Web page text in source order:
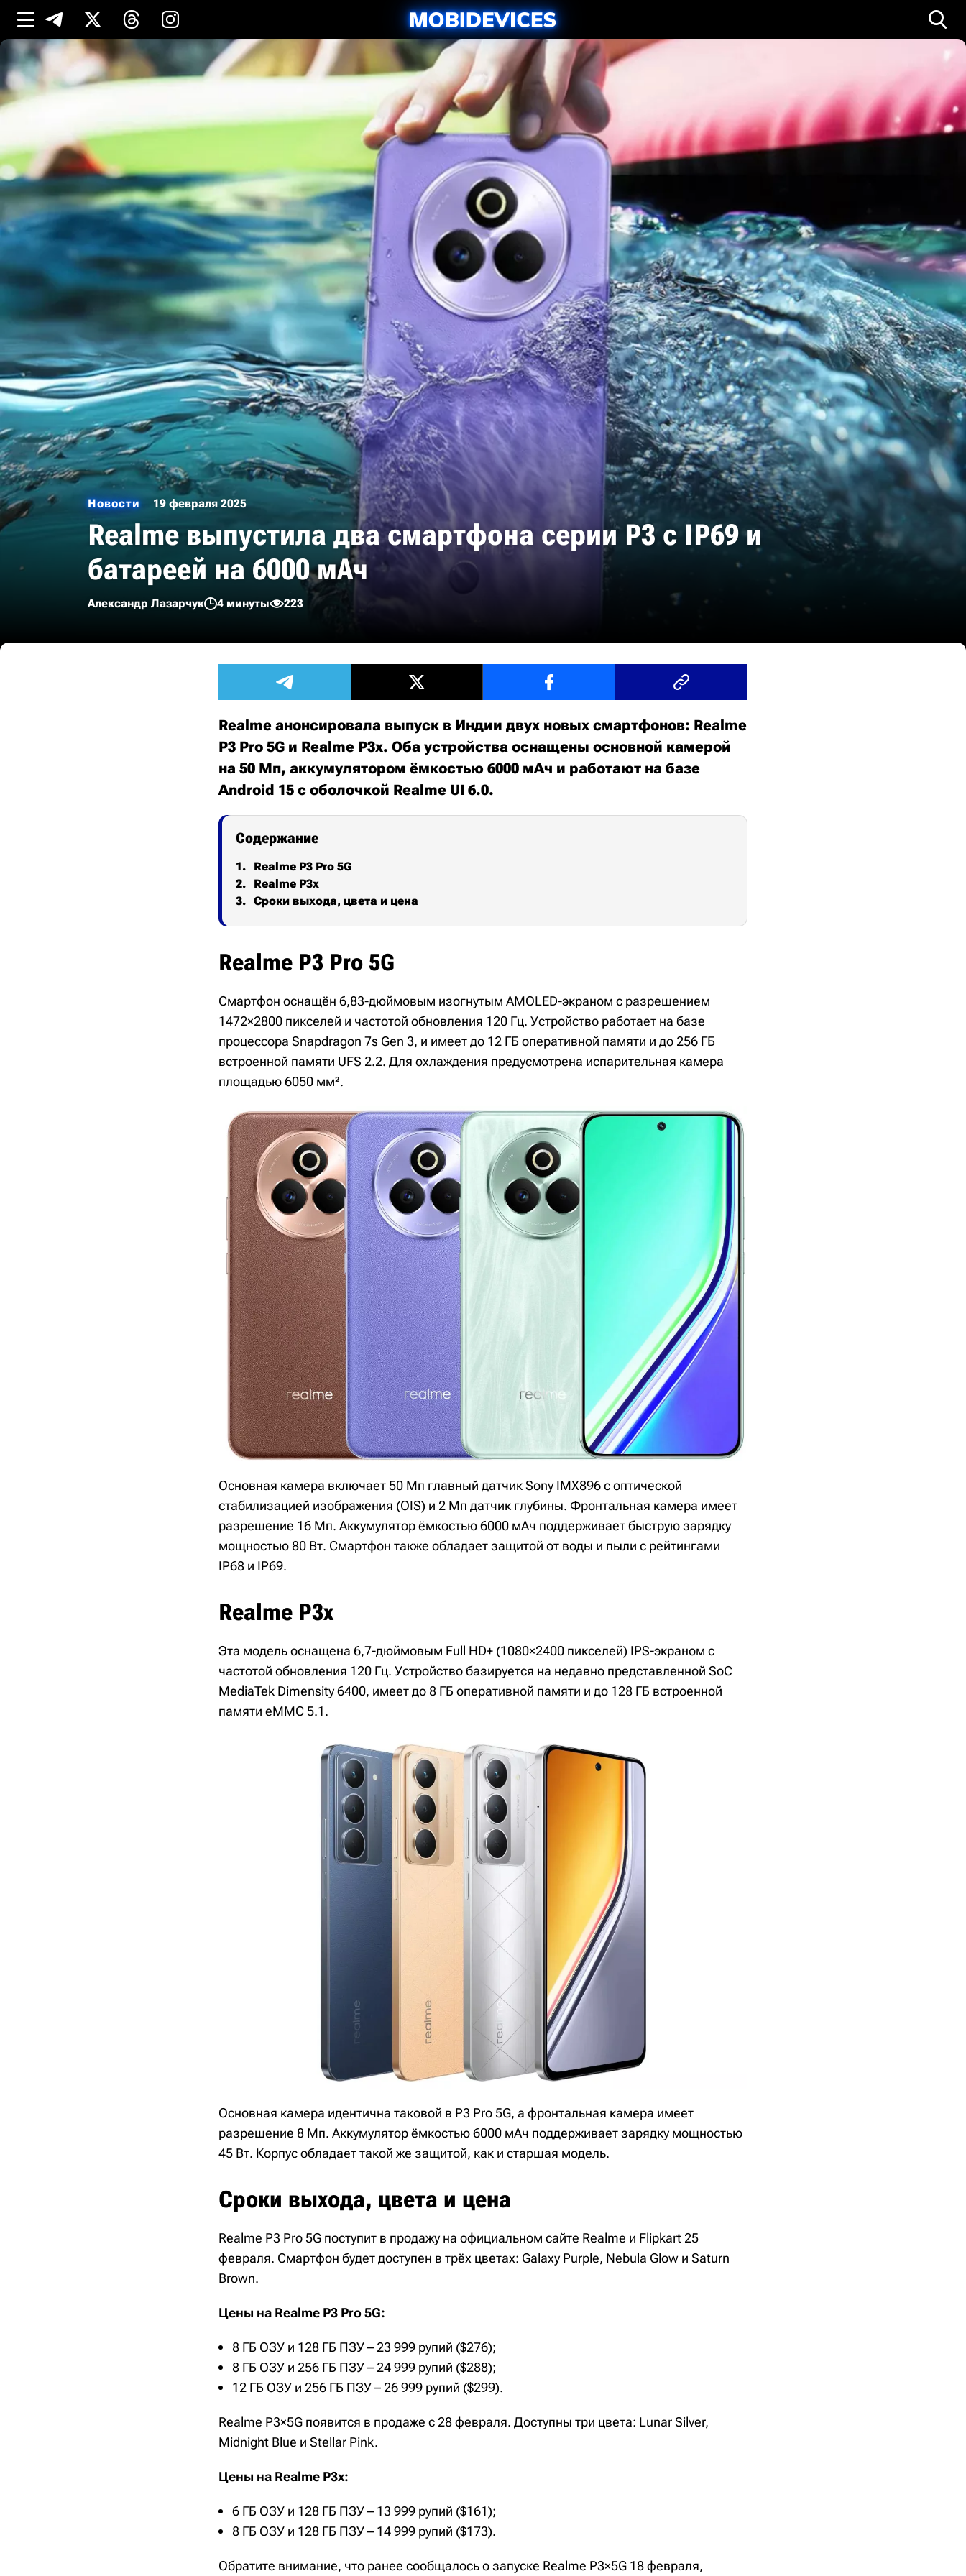
Новости 19 февраля 2025
Realme выпустила два смартфона серии P3 с IP69 и
батареей на 6000 мАч
Александр Лазарчук 4 минуты 223
Realme анонсировала выпуск в Индии двух новых смартфонов: Realme
P3 Pro 5G и Realme P3x. Оба устройства оснащены основной камерой
на 50 Мп, аккумулятором ёмкостью 6000 мАч и работают на базе
Android 15 с оболочкой Realme UI 6.0.
Содержание
Realme P3 Pro 5G
Realme P3x
Сроки выхода, цвета и цена
Realme P3 Pro 5G
Смартфон оснащён 6,83-дюймовым изогнутым AMOLED-экраном с разрешением
1472×2800 пикселей и частотой обновления 120 Гц. Устройство работает на базе
процессора Snapdragon 7s Gen 3, и имеет до 12 ГБ оперативной памяти и до 256 ГБ
встроенной памяти UFS 2.2. Для охлаждения предусмотрена испарительная камера
площадью 6050 мм².
Основная камера включает 50 Мп главный датчик Sony IMX896 с оптической
стабилизацией изображения (OIS) и 2 Мп датчик глубины. Фронтальная камера имеет
разрешение 16 Мп. Аккумулятор ёмкостью 6000 мАч поддерживает быструю зарядку
мощностью 80 Вт. Смартфон также обладает защитой от воды и пыли с рейтингами
IP68 и IP69.
Realme P3x
Эта модель оснащена 6,7-дюймовым Full HD+ (1080×2400 пикселей) IPS-экраном с
частотой обновления 120 Гц. Устройство базируется на недавно представленной SoC
MediaTek Dimensity 6400, имеет до 8 ГБ оперативной памяти и до 128 ГБ встроенной
памяти eMMC 5.1.
Основная камера идентична таковой в P3 Pro 5G, а фронтальная камера имеет
разрешение 8 Мп. Аккумулятор ёмкостью 6000 мАч поддерживает зарядку мощностью
45 Вт. Корпус обладает такой же защитой, как и старшая модель.
Сроки выхода, цвета и цена
Realme P3 Pro 5G поступит в продажу на официальном сайте Realme и Flipkart 25
февраля. Смартфон будет доступен в трёх цветах: Galaxy Purple, Nebula Glow и Saturn
Brown.
Цены на Realme P3 Pro 5G:
8 ГБ ОЗУ и 128 ГБ ПЗУ – 23 999 рупий ($276);
8 ГБ ОЗУ и 256 ГБ ПЗУ – 24 999 рупий ($288);
12 ГБ ОЗУ и 256 ГБ ПЗУ – 26 999 рупий ($299).
Realme P3×5G появится в продаже с 28 февраля. Доступны три цвета: Lunar Silver,
Midnight Blue и Stellar Pink.
Цены на Realme P3x:
6 ГБ ОЗУ и 128 ГБ ПЗУ – 13 999 рупий ($161);
8 ГБ ОЗУ и 128 ГБ ПЗУ – 14 999 рупий ($173).
Обратите внимание, что ранее сообщалось о запуске Realme P3×5G 18 февраля,